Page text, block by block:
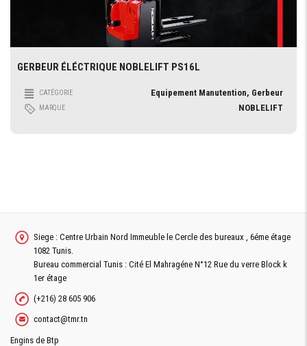
GERBEUR ÉLÉCTRIQUE NOBLELIFT PS16L
CATÉGORIE Equipement Manutention, Gerbeur
MARQUE NOBLELIFT
Siege : Centre Urbain Nord Immeuble le Cercle des bureaux , 6éme étage
1082 Tunis.
Bureau commercial Tunis : Cité El Mahragéne N°12 Rue du verre Block k
1er étage
(+216) 28 605 906
contact@tmr.tn
Engins de Btp